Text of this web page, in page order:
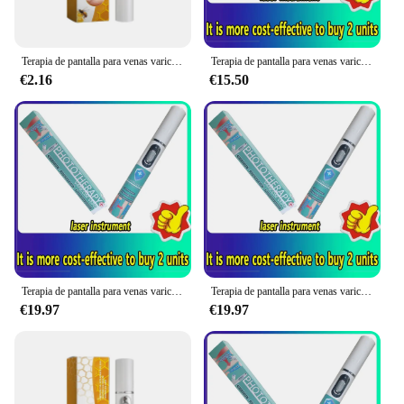
Terapia de pantalla para venas varicosas, alivio efectivo de la Vasculitis dilatada en las piernas, flebitis, mejora la circulación sanguínea
€2.16
Terapia de pantalla para venas varicosas, alivio efectivo de la vasculitis dilatada en las piernas, flebitis, mejora la circulación sanguínea
€15.50
Terapia de pantalla para venas varicosas, alivio efectivo de la vasculitis dilatada en las piernas, flebitis, mejora la circulación sanguínea
€19.97
Terapia de pantalla para venas varicosas, alivio efectivo de la vasculitis dilatada en las piernas, flebitis, salud mejorada, circulación sanguínea
€19.97